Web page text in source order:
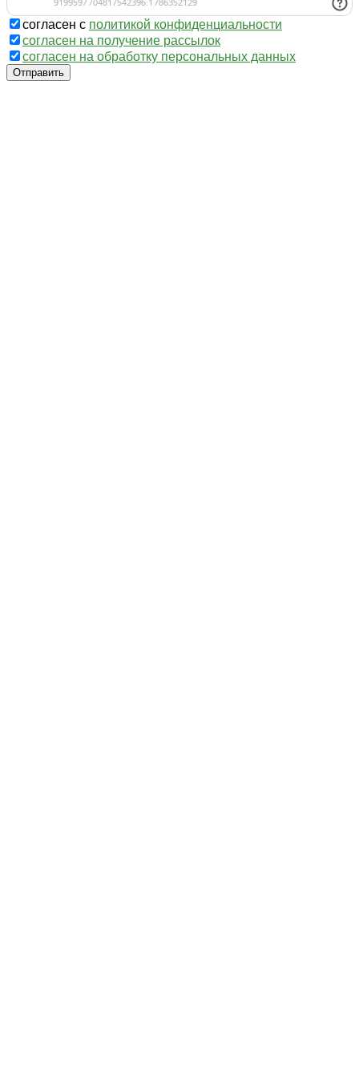
согласен с политикой конфиденциальности
согласен на получение рассылок
согласен на обработку персональных данных
Отправить